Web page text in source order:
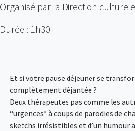
Organisé par la Direction culture
Durée : 1h30
Et si votre pause déjeuner se
complètement déjantée ?
Deux thérapeutes pas comme les
“urgences” à coups de parodies de
sketchs irrésistibles et d’un humour